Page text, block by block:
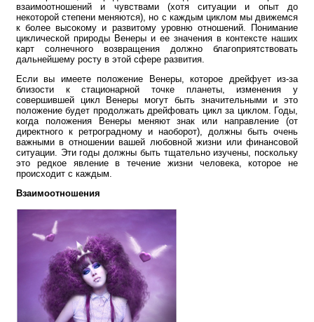
взаимоотношений и чувствами (хотя ситуации и опыт до
некоторой степени меняются), но с каждым циклом мы движемся
к более высокому и развитому уровню отношений. Понимание
циклической природы Венеры и ее значения в контексте наших
карт солнечного возвращения должно благоприятствовать
дальнейшему росту в этой сфере развития.
Если вы имеете положение Венеры, которое дрейфует из-за
близости к стационарной точке планеты, изменения у
совершившей цикл Венеры могут быть значительными и это
положение будет продолжать дрейфовать цикл за циклом. Годы,
когда положения Венеры меняют знак или направление (от
директного к ретроградному и наоборот), должны быть очень
важными в отношении вашей любовной жизни или финансовой
ситуации. Эти годы должны быть тщательно изучены, поскольку
это редкое явление в течение жизни человека, которое не
происходит с каждым.
Взаимоотношения